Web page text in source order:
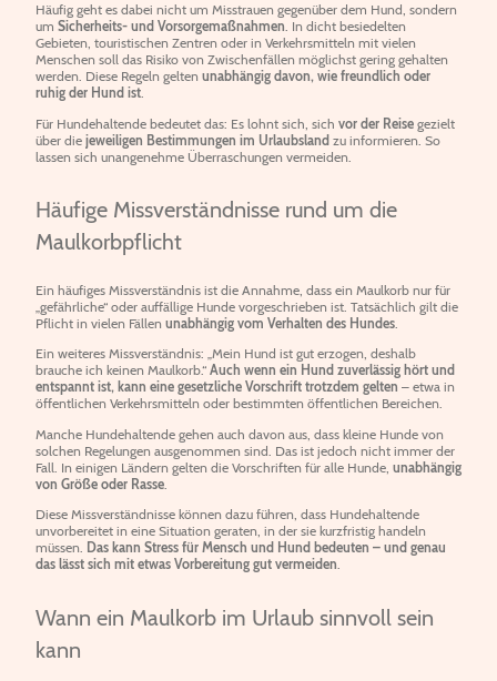
Häufig geht es dabei nicht um Misstrauen gegenüber dem Hund, sondern
um Sicherheits- und Vorsorgemaßnahmen. In dicht besiedelten
Gebieten, touristischen Zentren oder in Verkehrsmitteln mit vielen
Menschen soll das Risiko von Zwischenfällen möglichst gering gehalten
werden. Diese Regeln gelten unabhängig davon, wie freundlich oder
ruhig der Hund ist.
Für Hundehaltende bedeutet das: Es lohnt sich, sich vor der Reise gezielt
über die jeweiligen Bestimmungen im Urlaubsland zu informieren. So
lassen sich unangenehme Überraschungen vermeiden.
Häufige Missverständnisse rund um die
Maulkorbpflicht
Ein häufiges Missverständnis ist die Annahme, dass ein Maulkorb nur für
„gefährliche“ oder auffällige Hunde vorgeschrieben ist. Tatsächlich gilt die
Pflicht in vielen Fällen unabhängig vom Verhalten des Hundes.
Ein weiteres Missverständnis: „Mein Hund ist gut erzogen, deshalb
brauche ich keinen Maulkorb.“ Auch wenn ein Hund zuverlässig hört und
entspannt ist, kann eine gesetzliche Vorschrift trotzdem gelten – etwa in
öffentlichen Verkehrsmitteln oder bestimmten öffentlichen Bereichen.
Manche Hundehaltende gehen auch davon aus, dass kleine Hunde von
solchen Regelungen ausgenommen sind. Das ist jedoch nicht immer der
Fall. In einigen Ländern gelten die Vorschriften für alle Hunde, unabhängig
von Größe oder Rasse
Diese Missverständnisse können dazu führen, dass Hundehaltende
unvorbereitet in eine Situation geraten, in der sie kurzfristig handeln
müssen. Das kann Stress für Mensch und Hund bedeuten – und genau
das lässt sich mit etwas Vorbereitung gut vermeiden
Wann ein Maulkorb im Urlaub sinnvoll sein
kann